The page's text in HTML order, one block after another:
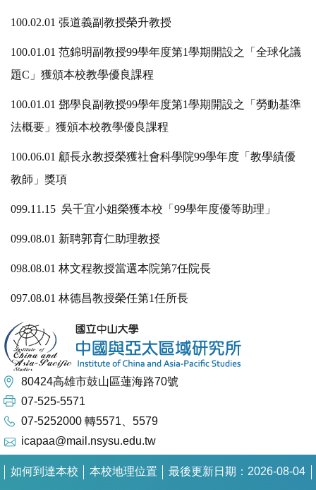
100.02.01 張道義副教授榮升教授
100.01.01 范錦明副教授99學年度第1學期開設之「全球化議
題C」獲頒本校教學優良課程
100.01.01 鄧學良副教授99學年度第1學期開設之「勞動基準
法概要」獲頒本校教學優良課程
100.06.01 顧長永教授榮獲社會科學院99學年度「教學績優
教師」獎項
099.11.15 吳千宜小姐榮獲本校「99學年度優等助理」
099.08.01 新聘郭育仁助理教授
098.08.01 林文程教授當選本院第7任院長
097.08.01 林德昌教授榮任第1任所長
80424高雄市鼓山區蓮海路70號
07-525-5571
07-5252000 轉5571、5579
icapaa@mail.nsysu.edu.tw
如何到達本校 本校地理位置 最後更新日期：2026-08-04